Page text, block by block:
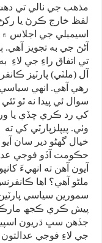
مذهب جي نالي تي
لفظ خارج ڪرڻ يا رکڻ
اسيمبلي جي اجلاس
آڻڻ جي به تجويز آهي.
تي اتفاق راءِ جي لاءِ
آل (ملٽي) پارٽيز
رهي آهي. انهي سياسي
سوال ئي پيدا نه ٿو
کي رد ڪري ڇڏي يا
وٺي. پيپلزپارٽي کي
خيال گھڻو دير سان
حڪومت آڏو فوجي
آيون آهن ته انهيءَ
ملڻو آهي؟ اها
سمورين سياسي
پيش ڪري ڪجھ
جڏهن سڀ ڌريون
جي لاءِ فوجي